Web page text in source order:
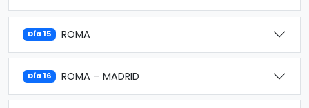
Día 15 ROMA
Día 16 ROMA – MADRID